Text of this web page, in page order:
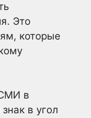
Это
которые
в
в угол